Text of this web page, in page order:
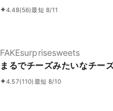
4.48(56)最短 8/11
FAKEsurprisesweets
まるでチーズみたいなチー
4.57(110)最短 8/10